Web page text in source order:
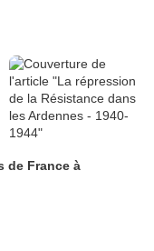
de France à